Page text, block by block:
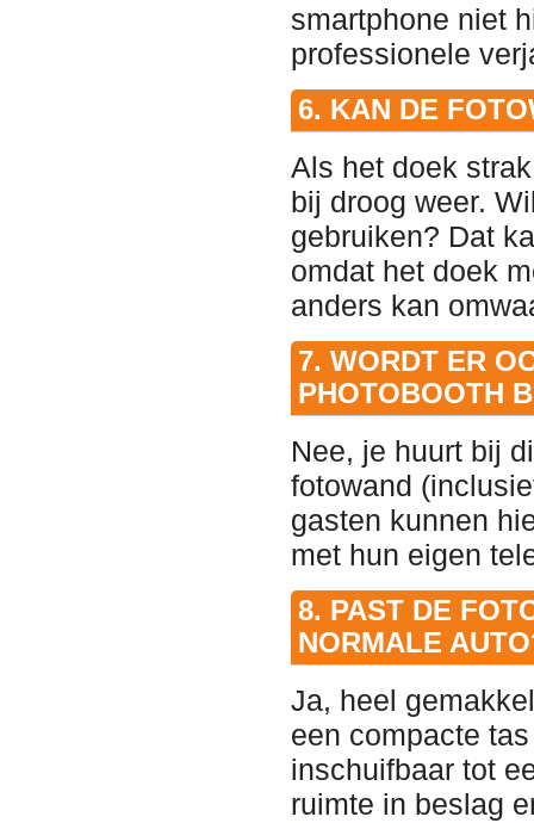
smartphone niet
professionele
6. KAN DE
Als het doek
bij droog weer.
gebruiken? Dat
omdat het doek
anders kan
7. WORDT ER
PHOTOBOOTH
Nee, je huurt bij
fotowand
gasten kunnen
met hun eigen
8. PAST DE
NORMALE
Ja, heel
een compacte
inschuifbaar tot
ruimte in beslag